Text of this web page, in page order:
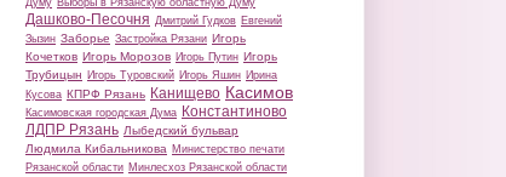
Думу Выборы в Рязанскую областную Думу
Дашково-Песочня Дмитрий Гудков Евгений
Зызин Заборье Застройка Рязани Игорь
Кочетков Игорь Морозов Игорь Путин Игорь
Трубицын Игорь Туровский Игорь Яшин Ирина
Кусова КПРФ Рязань Канищево Касимов
Касимовская городская Дума Константиново
ЛДПР Рязань Лыбедский бульвар
Людмила Кибальникова Министерство печати
Рязанской области Минлесхоз Рязанской области